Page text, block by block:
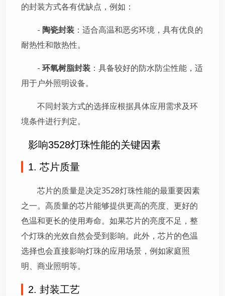
的封装方式各有优缺点，例如：
- 陶瓷封装 ：适合高温和恶劣环境，具有优良的
耐热性和散热性。
- 环氧树脂封装 ：具备较好的防水防尘性能，适
用于户外照明设备。
不同封装方式的选择应根据具体应用需求及环
境条件进行判定。
影响3528灯珠性能的关键因素
1. 芯片质量
芯片的质量是决定3528灯珠性能的最重要因素
之一。高质量的芯片能够提供更高的亮度、更好的
色温和更长的使用寿命。如果芯片的亮度不足，整
个灯珠的光效自然会受到影响。此外，芯片的色温
选择也会直接影响灯珠的应用场景，例如家庭照
明、商业照明等。
2. 封装工艺